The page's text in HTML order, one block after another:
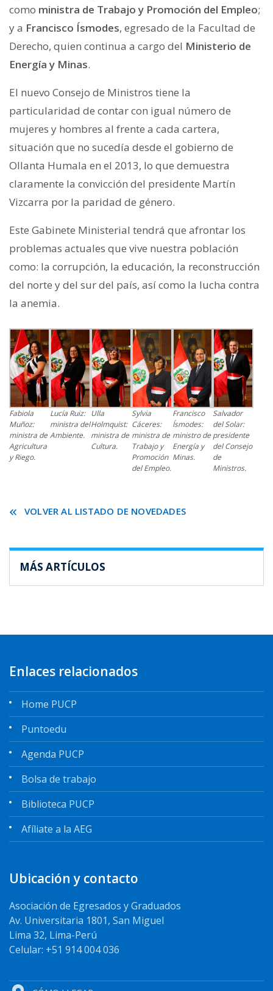
como ministra de Trabajo y Promoción del Empleo;
y a Francisco Ísmodes, egresado de la Facultad de
Derecho, quien continua a cargo del Ministerio de
Energía y Minas.
El nuevo Consejo de Ministros tiene la
particularidad de contar con igual número de
mujeres y hombres al frente a cada cartera,
situación que no sucedía desde el gobierno de
Ollanta Humala en el 2013, lo que demuestra
claramente la convicción del presidente Martín
Vizcarra por la paridad de género.
Este Gabinete Ministerial tendrá que afrontar los
problemas actuales que vive nuestra población
como: la corrupción, la educación, la reconstrucción
del norte y del sur del país, así como la lucha contra
la anemia.
Fabiola
Muñoz:
ministra de
Agricultura
y Riego.
Lucía Ruiz:
ministra del
Ambiente.
Ulla
Holmquist:
ministra de
Cultura.
Sylvia
Cáceres:
ministra de
Trabajo y
Promoción
del Empleo.
Francisco
Ísmodes:
ministro de
Energía y
Minas.
Salvador
del Solar:
presidente
del Consejo
de
Ministros.
VOLVER AL LISTADO DE NOVEDADES
MÁS ARTÍCULOS
Enlaces relacionados
Home PUCP
Puntoedu
Agenda PUCP
Bolsa de trabajo
Biblioteca PUCP
Afíliate a la AEG
Ubicación y contacto
Asociación de Egresados y Graduados
Av. Universitaria 1801, San Miguel
Lima 32, Lima-Perú
Celular: +51 914 004 036